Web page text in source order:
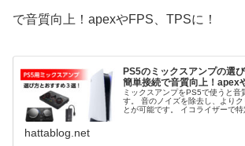
で音質向上！apexやFPS、TPSに！
PS5のミックスアンプの選
簡単接続で音質向上！apex
ミックスアンプをPS5で使うと音
す。 音のノイズを除去し、より
とが可能です。 イコライザーで
ができます。 そこで、PS5のミ
hattablog.net